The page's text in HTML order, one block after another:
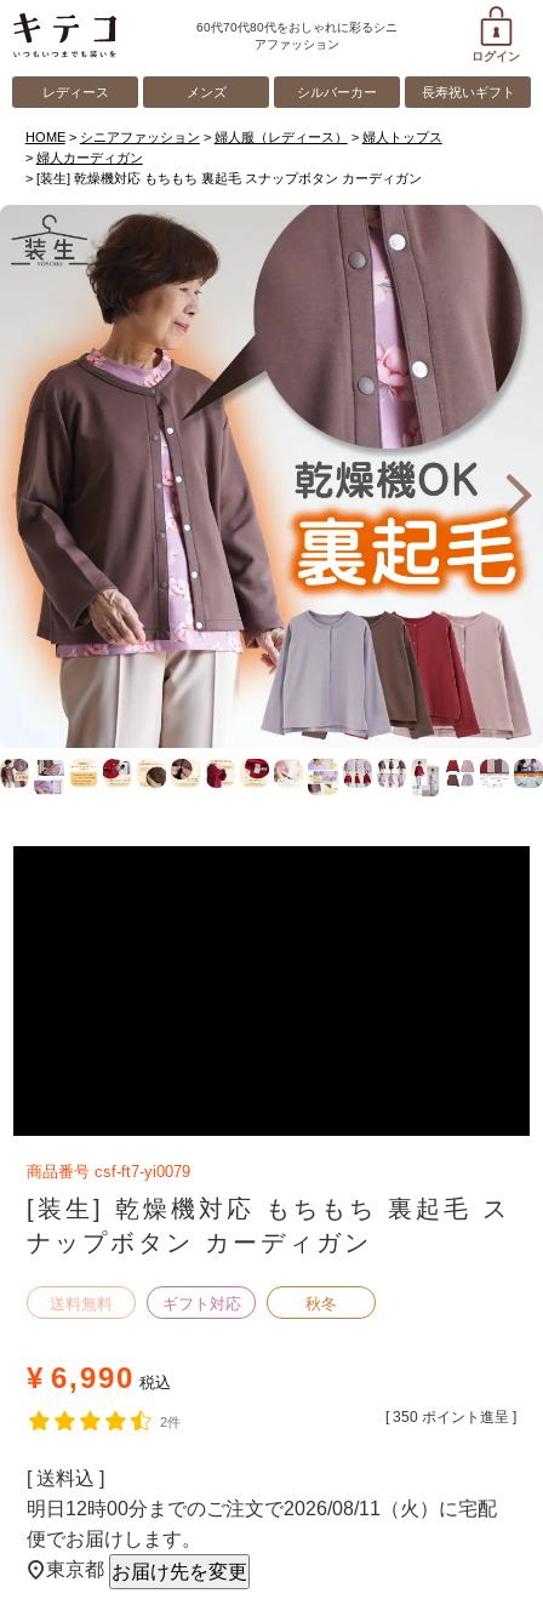
60代70代80代をおしゃれに彩るシニ
アファッション
ログイン
レディース メンズ シルバーカー 長寿祝いギフト
HOME シニアファッション 婦人服（レディース）
婦人トップス
婦人カーディガン
[装生] 乾燥機対応 もちもち 裏起毛 スナップボタン カーディガン
商品番号 csf-ft7-yi0079
[装生] 乾燥機対応 もちもち 裏起毛 ス
ナップボタン カーディガン
送料無料 ギフト対応 秋冬
¥ 6,990 税込
[ 350 ポイント進呈 ]
2件
送料込
明日 12時00分 までのご注文で2026/08/11（火） に宅配
便でお届けします。
東京都 お届け先を変更